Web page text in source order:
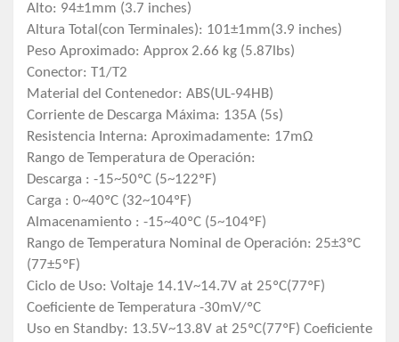
Alto: 94±1mm (3.7 inches)
Altura Total(con Terminales): 101±1mm(3.9 inches)
Peso Aproximado: Approx 2.66 kg (5.87lbs)
Conector: T1/T2
Material del Contenedor: ABS(UL-94HB)
Corriente de Descarga Máxima: 135A (5s)
Resistencia Interna: Aproximadamente: 17mΩ
Rango de Temperatura de Operación:
Descarga : -15~50ºC (5~122ºF)
Carga : 0~40ºC (32~104ºF)
Almacenamiento : -15~40ºC (5~104ºF)
Rango de Temperatura Nominal de Operación: 25±3ºC
(77±5ºF)
Ciclo de Uso: Voltaje 14.1V~14.7V at 25ºC(77ºF)
Coeficiente de Temperatura -30mV/ºC
Uso en Standby: 13.5V~13.8V at 25ºC(77ºF) Coeficiente